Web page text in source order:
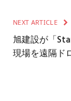
NEXT ARTICLE
旭建設が「
現場を遠隔ド